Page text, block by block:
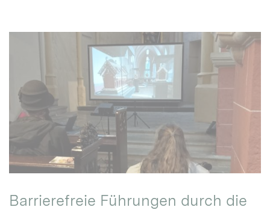
Barrierefreie Führungen durch die